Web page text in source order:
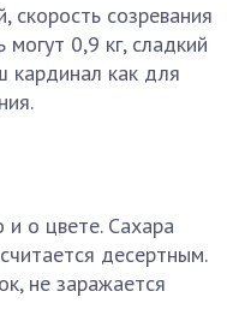
созревания
0,9 кг, сладкий
кардинал как для
о цвете. Сахара
десертным.
не заражается